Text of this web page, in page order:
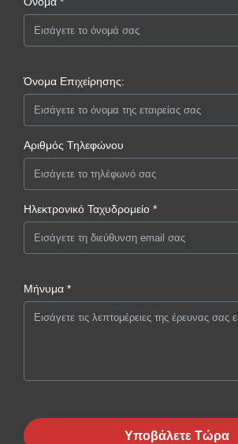
Όνομα Επιχείρησης:
Αριθμός Τηλεφώνου
Ηλεκτρονικό Ταχυδρομείο *
Μήνυμα *
Υποβάλετε Τώρα